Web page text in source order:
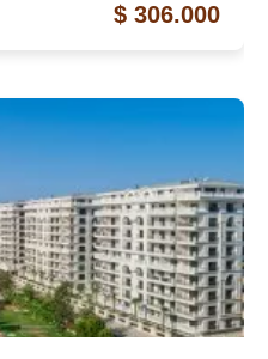
306.000 $